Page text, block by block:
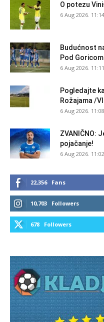
O potezu
6 Aug 2026. 11:14
Budućnost
Pod
6 Aug 2026. 11:11
Pogledajte
Rožajama /
6 Aug 2026. 11:08
ZVANIČNO:
pojačanje!
6 Aug 2026. 11:02
22,356 Fans
10,703 Followers
678 Followers